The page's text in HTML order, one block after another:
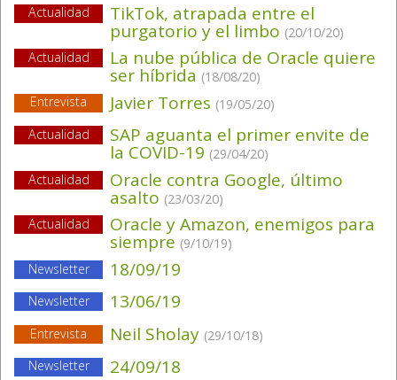
Actualidad
TikTok, atrapada entre el
purgatorio y el limbo (20/10/20)
Actualidad
La nube pública de Oracle quiere
ser híbrida (18/08/20)
Entrevista
Javier Torres (19/05/20)
Actualidad
SAP aguanta el primer envite de
la COVID-19 (29/04/20)
Actualidad
Oracle contra Google, último
asalto (23/03/20)
Actualidad
Oracle y Amazon, enemigos para
siempre (9/10/19)
Newsletter
18/09/19
Newsletter 13/06/19
Entrevista Neil Sholay (29/10/18)
Newsletter
24/09/18